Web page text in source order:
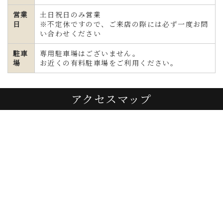
営業
日
土日祝日のみ営業
※不定休ですので、ご来店の際には必ず一度お問
い合わせください
駐車
場
専用駐車場はございません。
お近くの有料駐車場をご利用ください。
アクセスマップ